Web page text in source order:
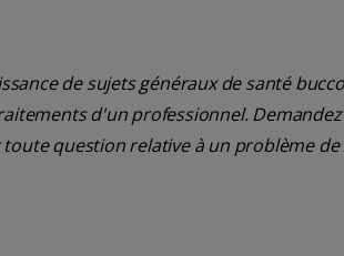
de sujets généraux de santé
d'un professionnel.
question relative à un problème de